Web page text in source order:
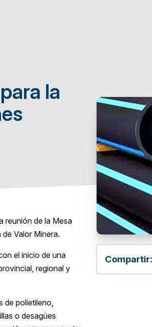
la
reunión de la Mesa
Valor Minera.
el inicio de una
regional y
de polietileno,
o desagües
Compartir: